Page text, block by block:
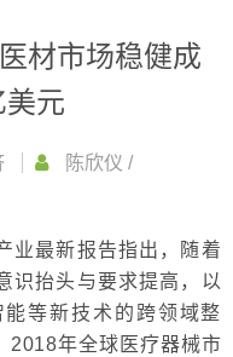
材市场稳健成
元
陈欣仪 /
业最新报告指出，随着
识抬头与要求提高，以
等新技术的跨领域整
2018年全球医疗器械市